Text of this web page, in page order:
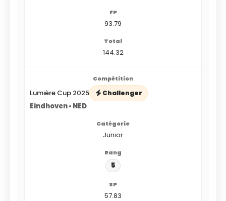
93.79
144.32
Lumière Cup 2025 Challenger
Eindhoven • NED
Junior
5
57.83